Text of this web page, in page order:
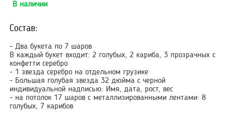
В наличии
Состав:
- Два букета по 7 шаров
В каждый букет входит: 2 голубых, 2 кариба, 3 прозрачных с
конфетти серебро
- 1 звезда серебро на отдельном грузике
- Большая голубая звезда 32 дюйма с черной
индивидуальной надписью: Имя, дата, рост, вес
- на потолок 17 шаров с металлизированными лентами: 8
голубых, 7 карибов